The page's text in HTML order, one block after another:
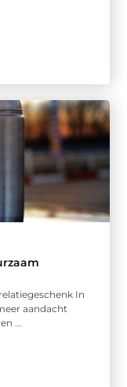
In
aandacht
...